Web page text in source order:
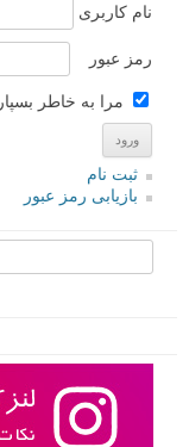
نام کاربری
رمز عبور
مرا به خاطر بسپار
ثبت نام
بازیابی رمز عبور